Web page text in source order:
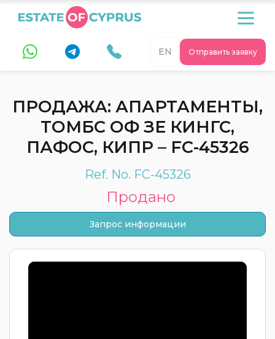
Отправить заявку
EN
ПРОДАЖА: АПАРТАМЕНТЫ,
ТОМБС ОФ ЗЕ КИНГС,
ПАФОС, КИПР – FC-45326
Ref. No. FC-45326
Продано
Запрос информации